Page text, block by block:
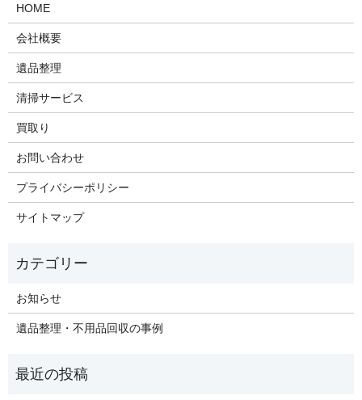
HOME
会社概要
遺品整理
清掃サービス
買取り
お問い合わせ
プライバシーポリシー
サイトマップ
お知らせ
遺品整理・不用品回収の事例